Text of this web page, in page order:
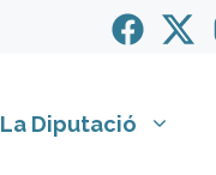
La Diputació